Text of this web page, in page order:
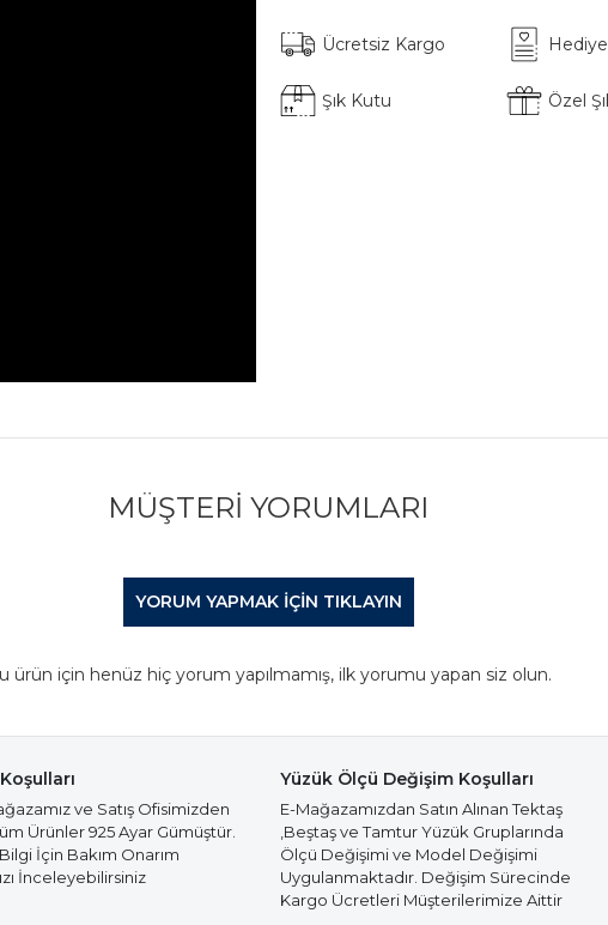
Ücretsiz Kargo
Şık Kutu Özel
MÜŞTERI YORUMLARI
YORUM YAPMAK IÇIN TIKLAYIN
ürün için henüz hiç yorum yapılmamış, ilk yorumu yapan siz olun.
ve Satış Ofisimizden
Ürünler 925 Ayar Gümüştür.
İçin Bakım Onarım
İnceleyebilirsiniz
Yüzük Ölçü Değişim Koşulları
E-Mağazamızdan Satın Alınan Tektaş
,Beştaş ve Tamtur Yüzük Gruplarında
Ölçü Değişimi ve Model Değişimi
Uygulanmaktadır. Değişim Sürecinde
Kargo Ücretleri Müşterilerimize Aittir